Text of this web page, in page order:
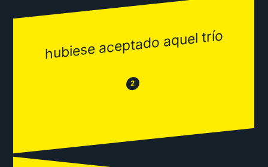
hubiese aceptado aquel trío
😒 2 😂